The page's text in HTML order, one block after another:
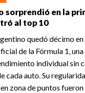
sorprendió en la
al top 10
quedó décimo
de la Fórmula 1,
individual sin
cada auto. Su
zona de puntos